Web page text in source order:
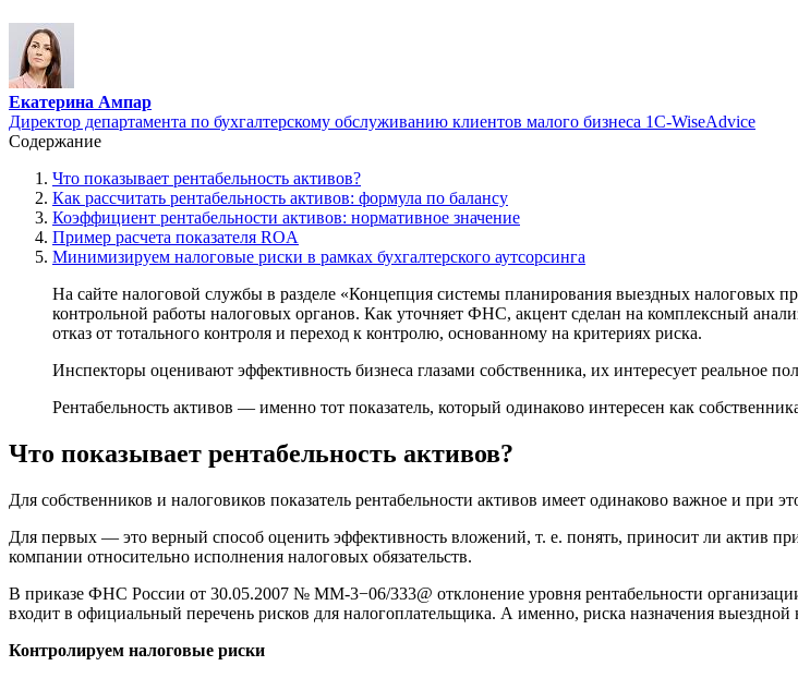
Екатерина Ампар
Директор департамента по бухгалтерскому обслуживанию клиентов малого бизнеса 1С-WiseAdvice
Содержание
Что показывает рентабельность активов?
Как рассчитать рентабельность активов: формула по балансу
Коэффициент рентабельности активов: нормативное значение
Пример расчета показателя ROA
Минимизируем налоговые риски в рамках бухгалтерского аутсорсинга
На сайте налоговой службы в разделе «Концепция системы планирования выездных налоговых
контрольной работы налоговых органов. Как уточняет ФНС, акцент сделан на комплексный
отказ от тотального контроля и переход к контролю, основанному на критериях риска.
Инспекторы оценивают эффективность бизнеса глазами собственника, их интересует реальное
Рентабельность активов — именно тот показатель, который одинаково интересен как
Что показывает рентабельность активов?
Для собственников и налоговиков показатель рентабельности активов имеет одинаково важное и при
Для первых — это верный способ оценить эффективность вложений, т. е. понять, приносит ли актив
компании относительно исполнения налоговых обязательств.
В приказе ФНС России от 30.05.2007 № ММ-3−06/333@ отклонение уровня рентабельности
входит в официальный перечень рисков для налогоплательщика. А именно, риска назначения выездной
Контролируем налоговые риски